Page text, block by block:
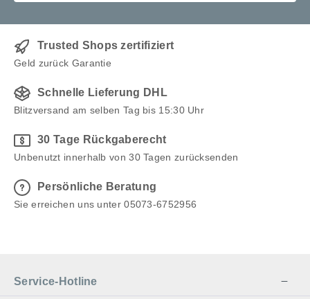
Trusted Shops zertifiziert
Geld zurück Garantie
Schnelle Lieferung DHL
Blitzversand am selben Tag bis 15:30 Uhr
30 Tage Rückgaberecht
Unbenutzt innerhalb von 30 Tagen zurücksenden
Persönliche Beratung
Sie erreichen uns unter 05073-6752956
Service-Hotline